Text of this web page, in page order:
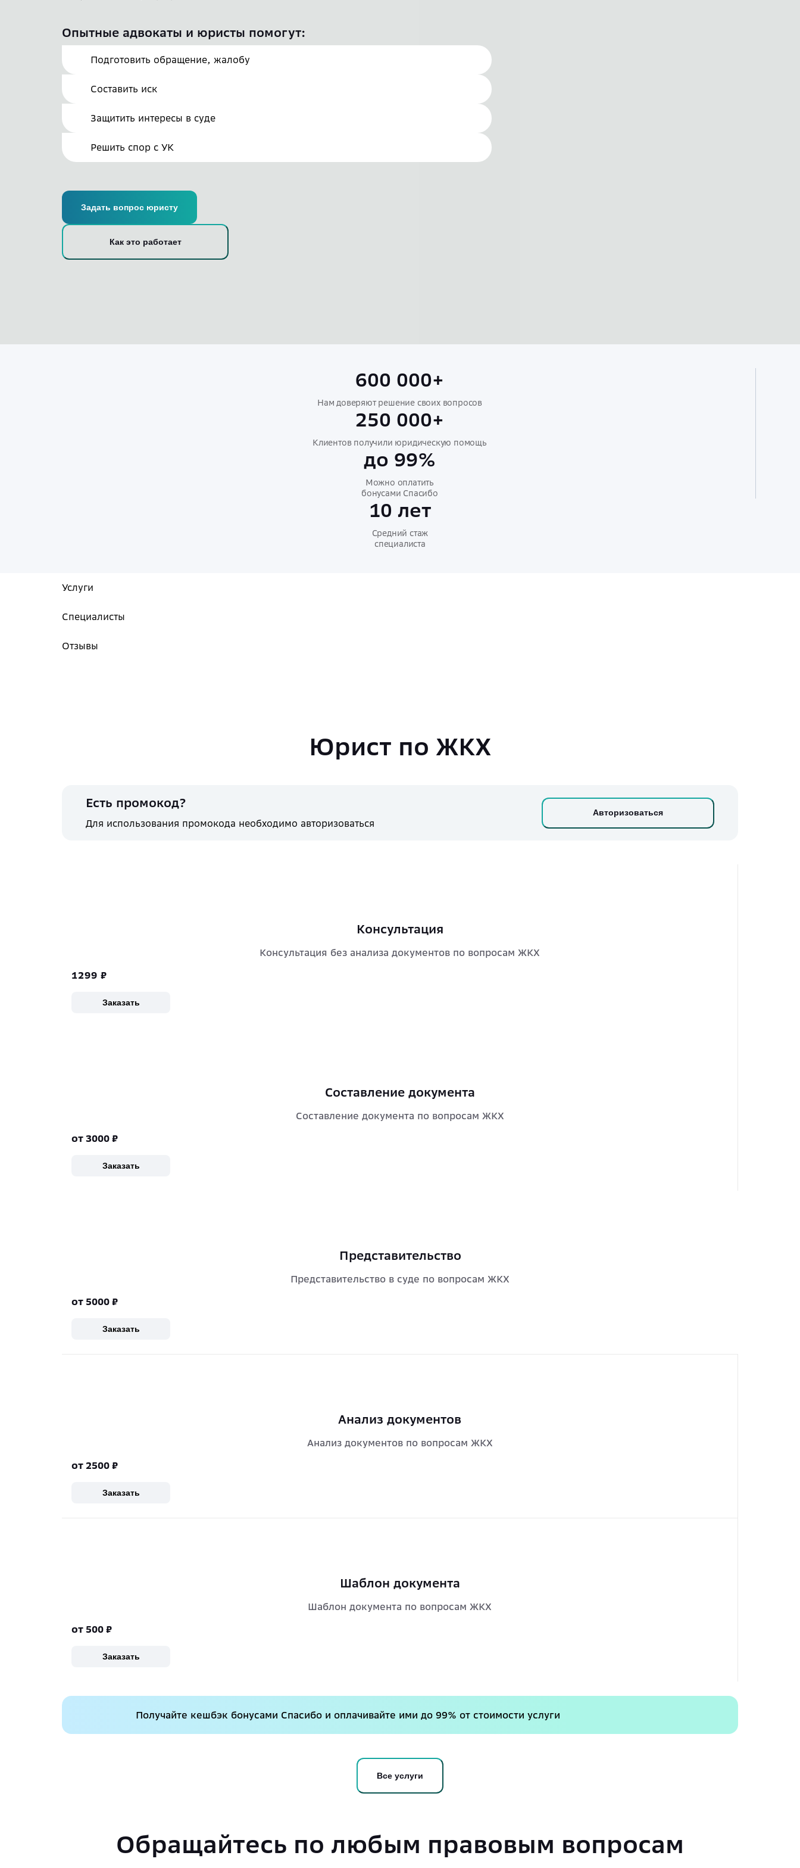
Опытные адвокаты и юристы помогут:
Подготовить обращение, жалобу
Составить иск
Защитить интересы в суде
Решить спор с УК
Задать вопрос юристу
Как это работает
600 000+
Нам доверяют решение своих вопросов
250 000+
Клиентов получили юридическую помощь
до 99%
Можно оплатить
бонусами Спасибо
10 лет
Средний стаж
специалиста
Услуги
Специалисты
Отзывы
Юрист по ЖКХ
Есть промокод?
Для использования промокода необходимо авторизоваться
Авторизоваться
Консультация
Консультация без анализа документов по вопросам ЖКХ
1299 ₽
Заказать
Составление документа
Составление документа по вопросам ЖКХ
от 3000 ₽
Заказать
Представительство
Представительство в суде по вопросам ЖКХ
от 5000 ₽
Заказать
Анализ документов
Анализ документов по вопросам ЖКХ
от 2500 ₽
Заказать
Шаблон документа
Шаблон документа по вопросам ЖКХ
от 500 ₽
Заказать
Получайте кешбэк бонусами Спасибо и оплачивайте ими до 99% от стоимости услуги
Все услуги
Обращайтесь по любым правовым вопросам